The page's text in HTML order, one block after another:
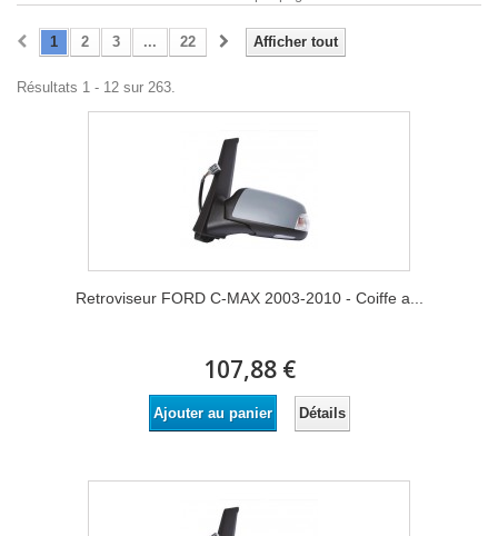
Afficher tout
1 2 3 ... 22
Résultats 1 - 12 sur 263.
Retroviseur FORD C-MAX 2003-2010 - Coiffe a...
107,88 €
Ajouter au panier Détails